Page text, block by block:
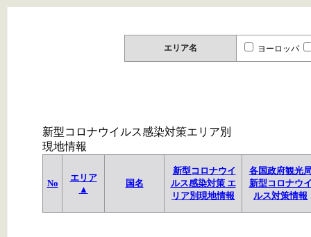
エリア名 ヨーロッパ
新型コロナウイルス感染対策エリア別
現地情報
No
エリア
▲
国名
新型コロナウイ
ルス感染対策 エ
リア別現地情報
各国政府観光
新型コロナウ
ルス対策情報